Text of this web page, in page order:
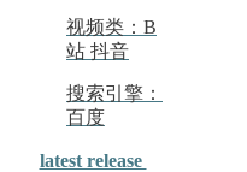
视频类：B
站 抖音
搜索引擎：
百度
latest release